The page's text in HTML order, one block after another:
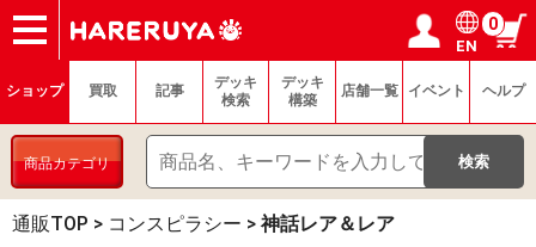
ショップ
買取
記事
デッキ検索
デッキ構築
選手一覧
店舗一覧
イベント
ヘルプ
お問い合わせ ログイン／会員登録
マイページ
EN
0
ショップ 買取 記事
デッキ
検索
デッキ
構築
店舗一覧 イベント ヘルプ
商品カテゴリ
通販TOP > コンスピラシー > 神話レア＆レア